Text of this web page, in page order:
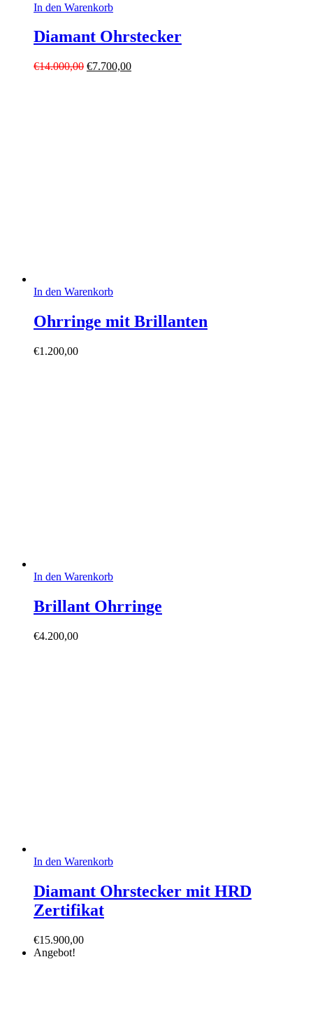
In den Warenkorb
Diamant Ohrstecker
€14.000,00 Ursprünglicher
€7.700,00Aktueller
In den Warenkorb
Ohrringe mit Brillanten
€1.200,00
In den Warenkorb
Brillant Ohrringe
€4.200,00
In den Warenkorb
Diamant Ohrstecker mit HRD
Zertifikat
€15.900,00
Angebot!